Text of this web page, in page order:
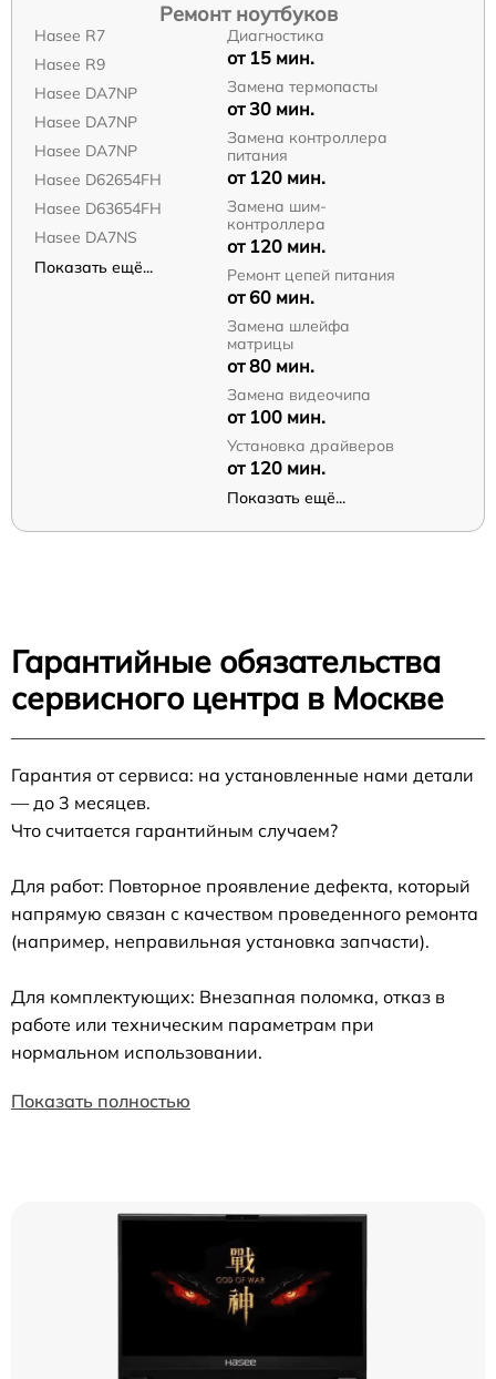
Ремонт ноутбуков
Hasee R7
Hasee R9
Hasee DA7NP
Hasee DA7NP
Hasee DA7NP
Hasee D62654FH
Hasee D63654FH
Hasee DA7NS
Показать ещё...
Диагностика
от 15 мин.
Замена термопасты
от 30 мин.
Замена контроллера
питания
от 120 мин.
Замена шим-
контроллера
от 120 мин.
Ремонт цепей питания
от 60 мин.
Замена шлейфа
матрицы
от 80 мин.
Замена видеочипа
от 100 мин.
Установка драйверов
от 120 мин.
Показать ещё...
Гарантийные обязательства
сервисного центра в Москве
Гарантия от сервиса: на установленные нами детали
— до 3 месяцев.
Что считается гарантийным случаем?
Для работ: Повторное проявление дефекта, который
напрямую связан с качеством проведенного ремонта
(например, неправильная установка запчасти).
Для комплектующих: Внезапная поломка, отказ в
работе или техническим параметрам при
нормальном использовании.
Показать полностью